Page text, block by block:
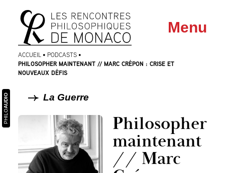
Aller
au
menu
Aller au
contenu
Menu
ACCUEIL • PODCASTS •
PHILOSOPHER MAINTENANT // MARC CRÉPON : CRISE ET
NOUVEAUX DÉFIS
La Guerre
Philosopher
maintenant
// Marc
PHILO
AUDIO